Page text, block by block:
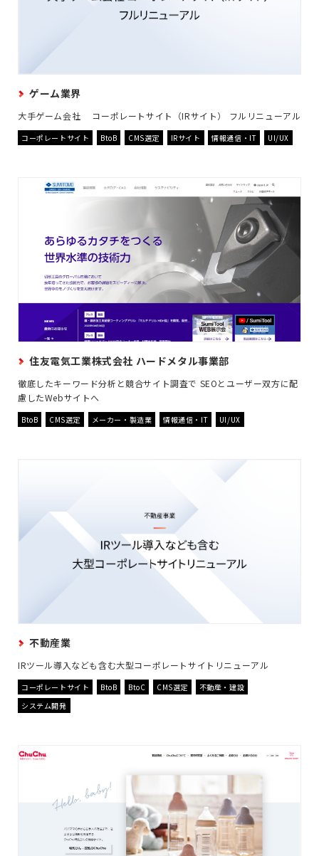
ゲーム業界
大手ゲーム会社 コーポレートサイト（IRサイト） フルリニューアル
コーポレートサイト BtoB CMS選定 IRサイト 情報通信・IT UI/UX
住友電気工業株式会社 ハードメタル事業部
徹底したキーワード分析と競合サイト調査で SEOとユーザー双方に配
慮したWebサイトへ
BtoB CMS選定 メーカー・製造業 情報通信・IT UI/UX
不動産業
IRツール導入なども含む大型コーポレートサイトリニューアル
コーポレートサイト BtoB BtoC CMS選定
不動産・建設
システム開発